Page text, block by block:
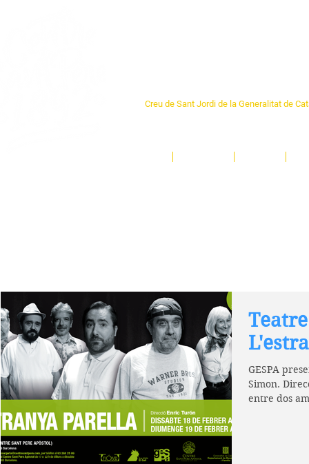
Creu de Sant Jordi de la Generalitat de
Teatre
GESPA
Simon.
entre dos